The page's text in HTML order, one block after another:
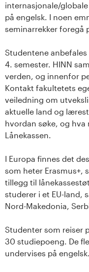
internasjonale/
på engelsk. I noen
seminarrekker foregå
Studentene
4. semester. HINN
verden, og innenfor
Kontakt fakultetets
veiledning om
aktuelle land og
hvordan søke, og
Lånekassen.
I Europa finnes det
som heter Erasmus+,
tillegg til
studerer i et EU-land,
Nord-Makedonia,
Studenter som reiser
30 studiepoeng. De
undervises på engelsk.